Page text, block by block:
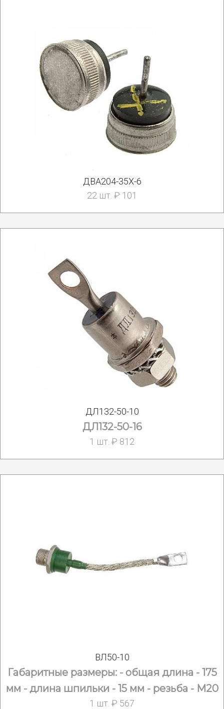
ДВА204-35Х-6
22 шт. ₽ 101
ДЛ132-50-10
ДЛ132-50-16
1 шт. ₽ 812
ВЛ50-10
Габаритные размеры: - общая длина - 175
мм - длина шпильки - 15 мм - резьба - М20
1 шт. ₽ 567